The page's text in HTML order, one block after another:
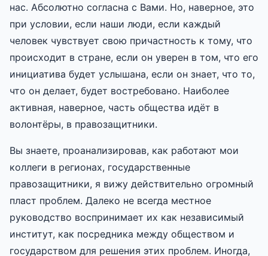
нас. Абсолютно согласна с Вами. Но, наверное, это
при условии, если наши люди, если каждый
человек чувствует свою причастность к тому, что
происходит в стране, если он уверен в том, что его
инициатива будет услышана, если он знает, что то,
что он делает, будет востребовано. Наиболее
активная, наверное, часть общества идёт в
волонтёры, в правозащитники.
Вы знаете, проанализировав, как работают мои
коллеги в регионах, государственные
правозащитники, я вижу действительно огромный
пласт проблем. Далеко не всегда местное
руководство воспринимает их как независимый
институт, как посредника между обществом и
государством для решения этих проблем. Иногда,